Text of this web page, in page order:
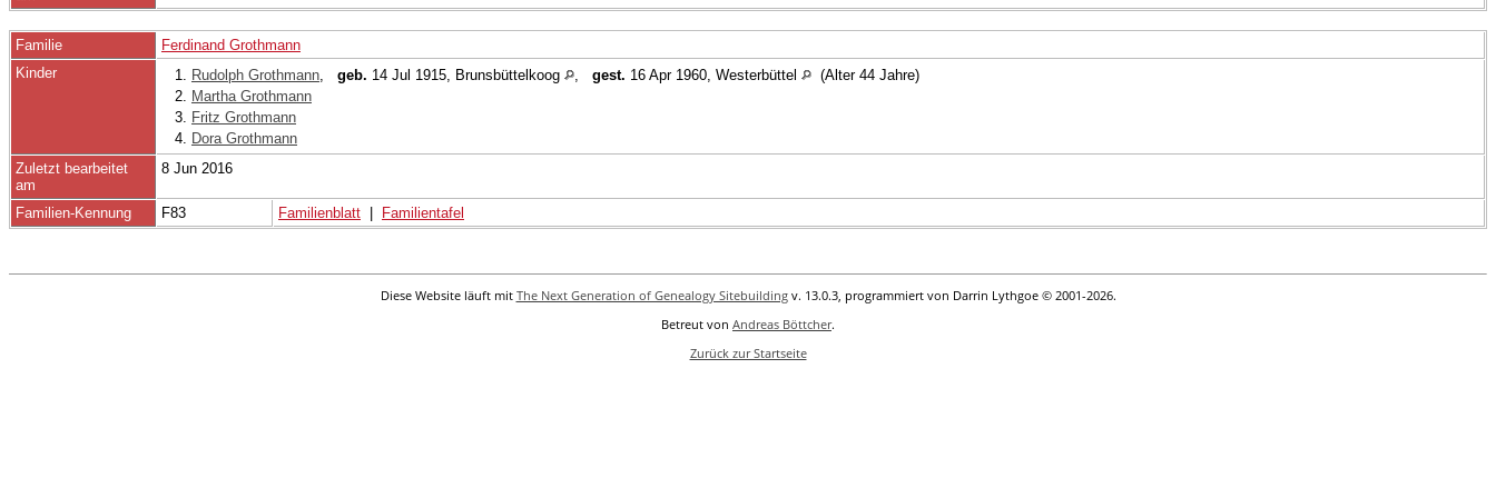
Familie
Ferdinand Grothmann
Kinder
1. Rudolph Grothmann, geb. 14 Jul 1915, Brunsbüttelkoog , gest. 16 Apr 1960, Westerbüttel
(Alter 44 Jahre)
2. Martha Grothmann
3. Fritz Grothmann
4. Dora Grothmann
Zuletzt bearbeitet
am
8 Jun 2016
Familien-Kennung F83 Familienblatt Familientafel
Diese Website läuft mit The Next Generation of Genealogy Sitebuildingv. 13.0.3, programmiert von Darrin Lythgoe © 2001-2026.
Betreut von Andreas Böttcher.
Zurück zur Startseite